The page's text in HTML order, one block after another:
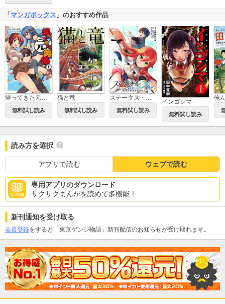
「 マンガボックス 」のおすすめ作品
帰ってきた元勇者
無料試し読み
猫と竜
無料試し読み
ステータス・オール∞（インフィニティ） ∞使いの最強能力者、異世界を自由気ままに暮らします！
無料試し読み
インゴシマ
無料試し読み
読み方を選択
アプリで読む ウェブで読む
専用アプリのダウンロード
サクサクまんがを読めて多機能！
新刊通知を受け取る
会員登録をすると「東京ゲンジ物語」新刊配信のお知らせが受け取れます。